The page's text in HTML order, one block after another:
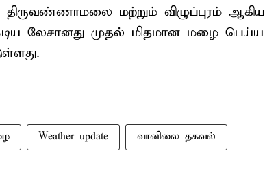
திருவண்ணாமலை மற்றும் விழுப்புரம் ஆகிய
லேசானது முதல் மிதமான மழை பெய்ய
Weather update வானிலை தகவல்